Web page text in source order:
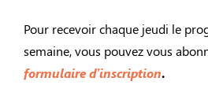
Pour recevoir chaque jeudi le
semaine, vous pouvez vous
formulaire d’inscription.